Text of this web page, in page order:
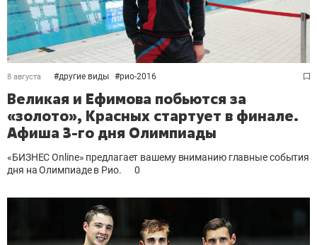
8 августа #другие виды #рио-2016
Великая и Ефимова побьются за
«золото», Красных стартует в финале.
Афиша 3-го дня Олимпиады
«БИЗНЕС Online» предлагает вашему вниманию главные события
дня на Олимпиаде в Рио.
0